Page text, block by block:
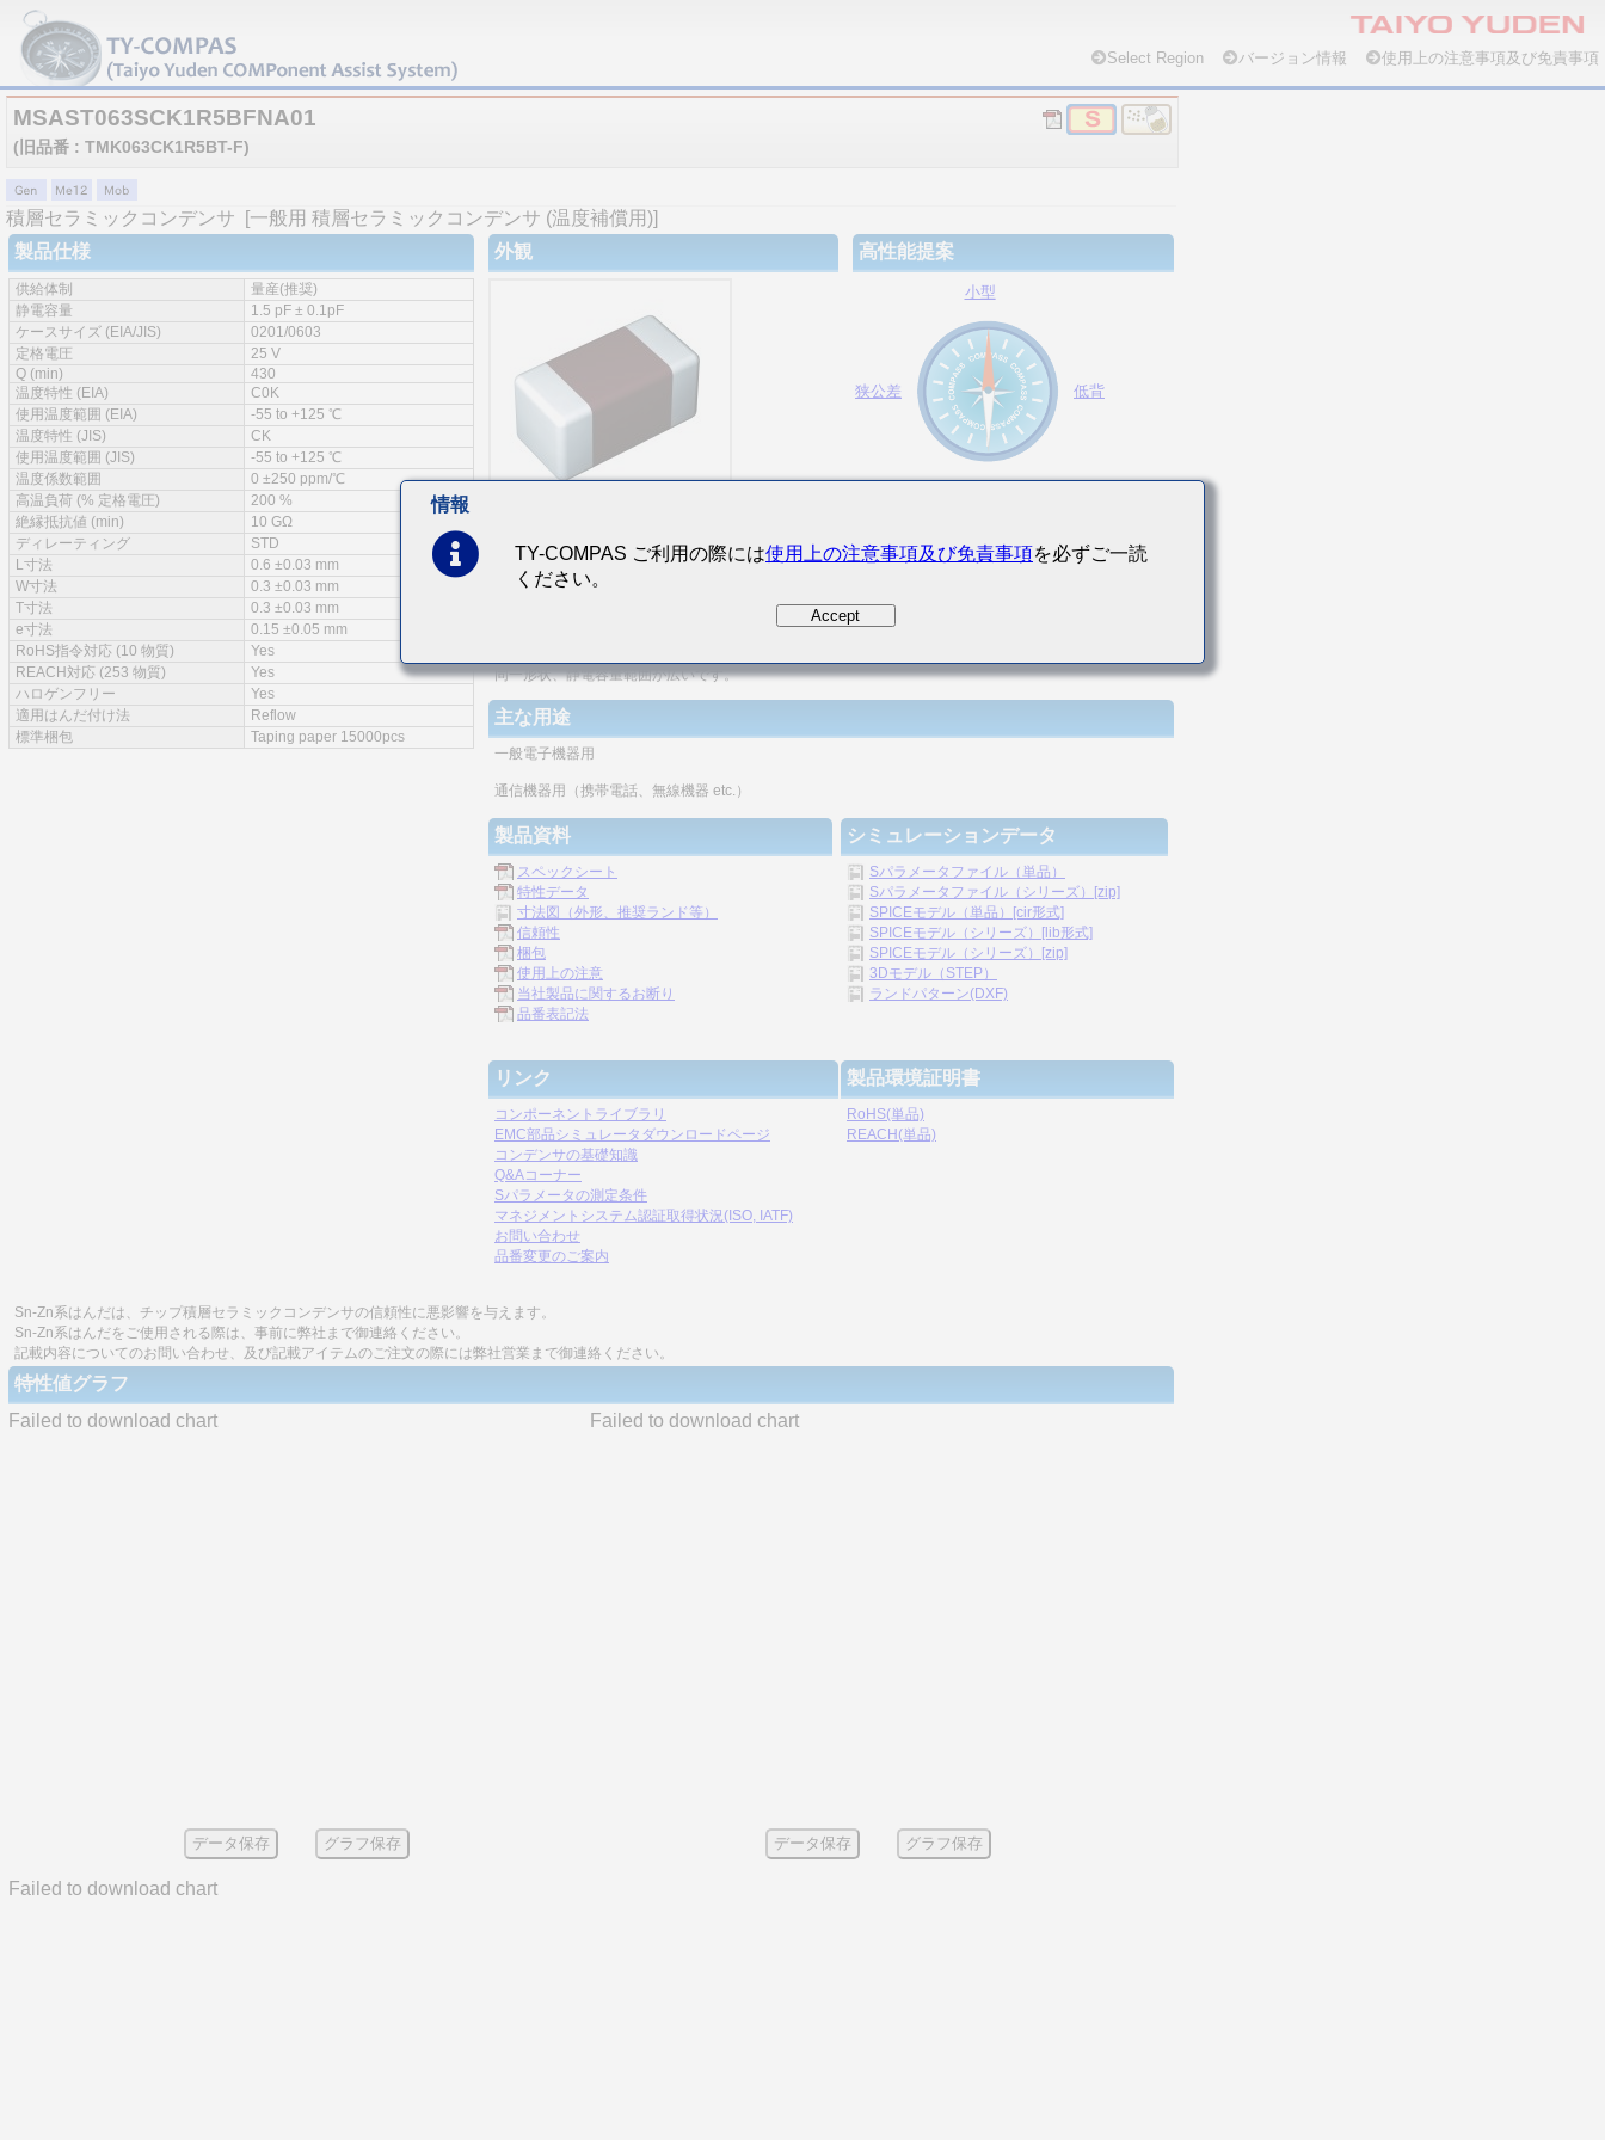
Select Region バージョン情報 使用上の注意事項及び免責事項
MSAST063SCK1R5BFNA01
(旧品番 : TMK063CK1R5BT-F)
積層セラミックコンデンサ
[一般用 積層セラミックコンデンサ (温度補償用)]
製品仕様
供給体制
量産(推奨)
静電容量
1.5 pF ± 0.1pF
ケースサイズ (EIA/JIS)
0201/0603
定格電圧
25 V
Q (min)
430
温度特性 (EIA)
C0K
使用温度範囲 (EIA)
-55 to +125 ℃
温度特性 (JIS)
CK
使用温度範囲 (JIS)
-55 to +125 ℃
温度係数範囲
0 ±250 ppm/℃
高温負荷 (% 定格電圧)
200 %
絶縁抵抗値 (min)
10 GΩ
ディレーティング
STD
L寸法
0.6 ±0.03 mm
W寸法
0.3 ±0.03 mm
T寸法
0.3 ±0.03 mm
e寸法
0.15 ±0.05 mm
RoHS指令対応 (10 物質)
Yes
REACH対応 (253 物質)
Yes
ハロゲンフリー
Yes
適用はんだ付け法
Reflow
標準梱包
Taping paper 15000pcs
外観 高性能提案
小型
狭公差 低背
特徴
同一形状、静電容量範囲が広いです。
主な用途
一般電子機器用
通信機器用（携帯電話、無線機器 etc.）
製品資料
スペックシート
特性データ
寸法図（外形、推奨ランド等）
信頼性
梱包
使用上の注意
当社製品に関するお断り
品番表記法
シミュレーションデータ
Sパラメータファイル（単品）
Sパラメータファイル（シリーズ）[zip]
SPICEモデル（単品）[cir形式]
SPICEモデル（シリーズ）[lib形式]
SPICEモデル（シリーズ）[zip]
3Dモデル（STEP）
ランドパターン(DXF)
リンク
コンポーネントライブラリ
EMC部品シミュレータダウンロードページ
コンデンサの基礎知識
Q&Aコーナー
Sパラメータの測定条件
マネジメントシステム認証取得状況(ISO, IATF)
お問い合わせ
品番変更のご案内
製品環境証明書
RoHS(単品)
REACH(単品)
Sn-Zn系はんだは、チップ積層セラミックコンデンサの信頼性に悪影響を与えます。
Sn-Zn系はんだをご使用される際は、事前に弊社まで御連絡ください。
記載内容についてのお問い合わせ、及び記載アイテムのご注文の際には弊社営業まで御連絡ください。
特性値グラフ
Failed to download chart
データ保存 グラフ保存
Failed to download chart
データ保存 グラフ保存
Failed to download chart
情報
TY-COMPAS ご利用の際には使用上の注意事項及び免責事項を必ずご一読
ください。
Accept